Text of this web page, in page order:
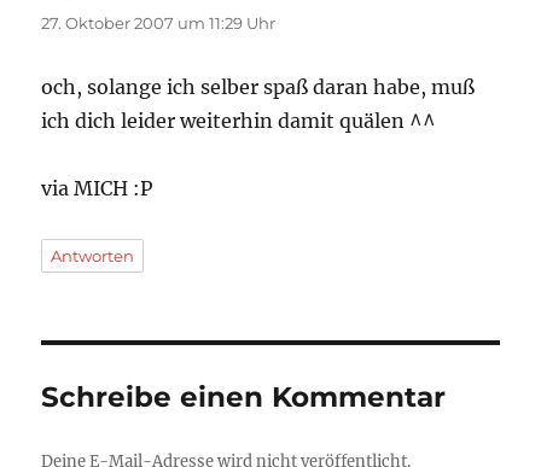
27. Oktober 2007 um 11:29 Uhr
och, solange ich selber spaß daran habe, muß
ich dich leider weiterhin damit quälen ^^
via MICH :P
Antworten
Schreibe einen Kommentar
Deine E-Mail-Adresse wird nicht veröffentlicht.